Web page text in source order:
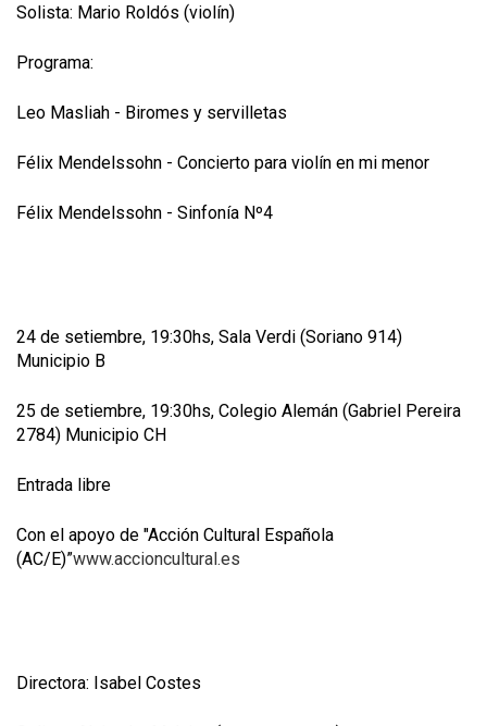
Solista: Mario Roldós (violín)
Programa:
Leo Masliah - Biromes y servilletas
Félix Mendelssohn - Concierto para violín en mi menor
Félix Mendelssohn - Sinfonía Nº4
24 de setiembre, 19:30hs, Sala Verdi (Soriano 914)
Municipio B
25 de setiembre, 19:30hs, Colegio Alemán (Gabriel Pereira
2784) Municipio CH
Entrada libre
Con el apoyo de "Acción Cultural Española
(AC/E)”www.accioncultural.es
Directora: Isabel Costes